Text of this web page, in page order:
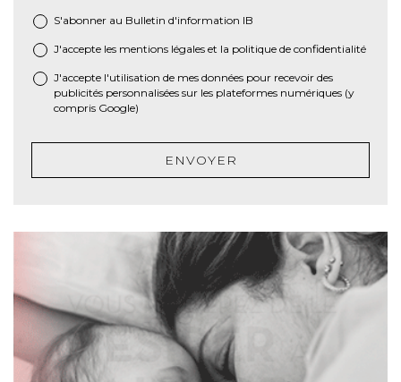
S'abonner au Bulletin d'information IB
* J'accepte les mentions légales et la politique de confidentialité
J'accepte l'utilisation de mes données pour recevoir des
publicités personnalisées sur les plateformes numériques (y
compris Google)
ENVOYER